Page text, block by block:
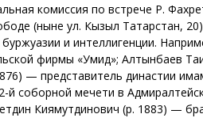
комиссия по встрече Р.
(ныне ул. Кызыл Татарстан,
буржуазии и интеллигенции.
фирмы «Умид»; Алтынбаев
— представитель династии
соборной мечети в
Киямутдинович (р. 1883) —